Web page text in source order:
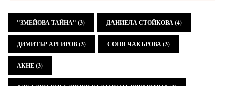
"ЗМЕЙОВА ТАЙНА" (3) ДАНИЕЛА СТОЙКОВА(4)
ДИМИТЪР АРГИРОВ(3) СОНЯ ЧАКЪРОВА(3)
АКНЕ(3)